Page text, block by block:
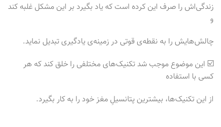
زندگی‌اش را صرف این کرده است که یاد بگیرد بر این مشکل غلبه کند
و
چالش‌هایش را به نقطه‌ی قوتی در زمینه‌ی یادگیری تبدیل نماید.
☑️ این موضوع موجب شد تکنیک‌های مختلفی را خلق کند که هر
کسی با استفاده
از این تکنیک‌ها، بیشترین پتانسیلِ مغز خود را به کار بگیرد.